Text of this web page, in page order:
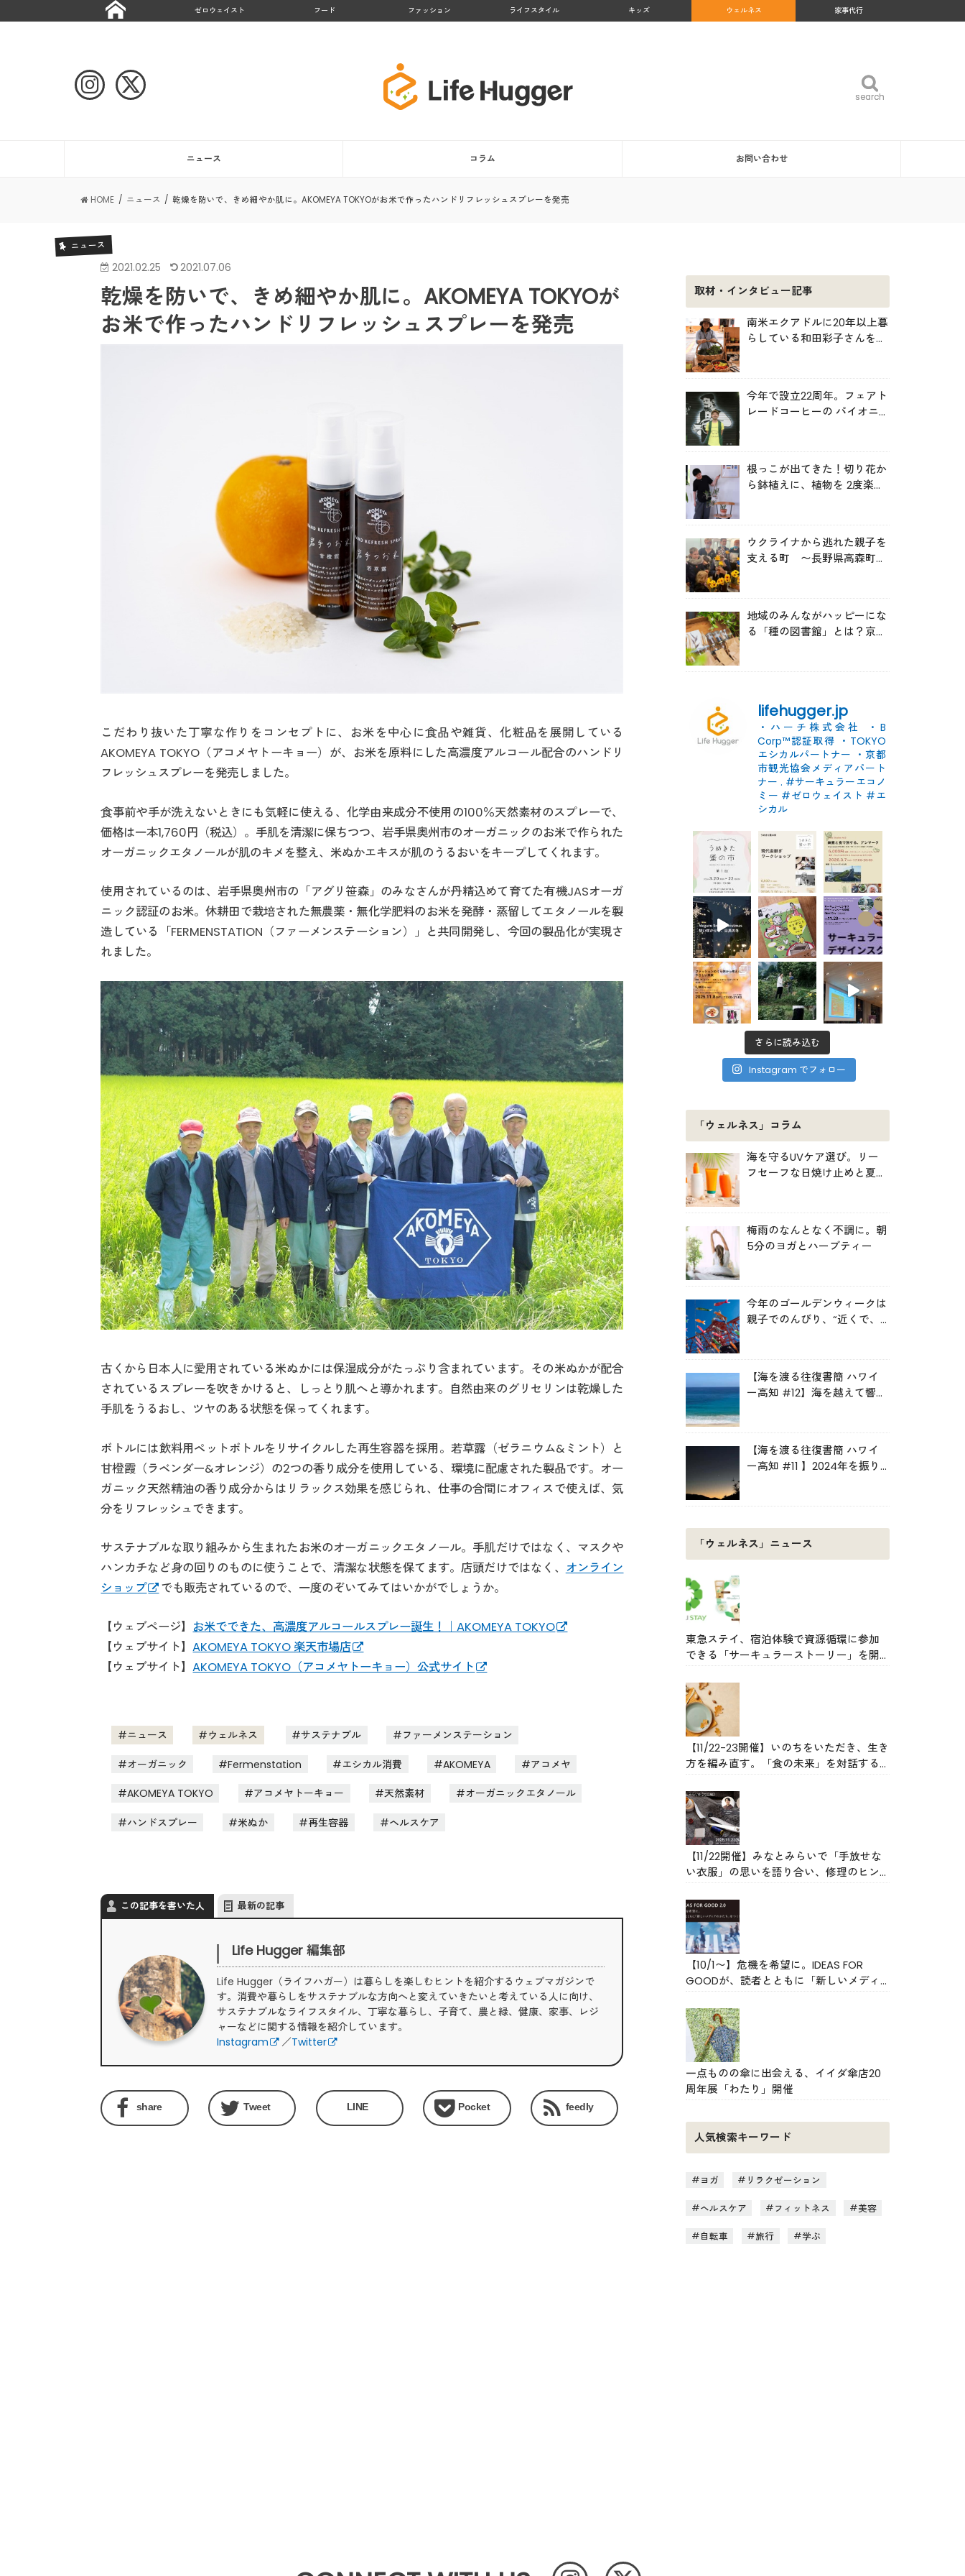
ゼロウェイスト フード ファッション ライフスタイル キッズ ウェルネス 家事代行
search
search
ニュース コラム お問い合わせ
HOME ニュース 乾燥を防いで、きめ細やか肌に。AKOMEYA TOKYOがお米で作ったハンドリフレッシュスプレーを発売
ニュース
2021.02.25 2021.07.06
乾燥を防いで、きめ細やか肌に。AKOMEYA TOKYOが
お米で作ったハンドリフレッシュスプレーを発売
こだわり抜いた丁寧な作りをコンセプトに、お米を中心に食品や雑貨、化粧品を展開している
AKOMEYA TOKYO（アコメヤトーキョー）が、お米を原料にした高濃度アルコール配合のハンドリ
フレッシュスプレーを発売しました。
食事前や手が洗えないときにも気軽に使える、化学由来成分不使用の100％天然素材のスプレーで、
価格は一本1,760円（税込）。手肌を清潔に保ちつつ、岩手県奥州市のオーガニックのお米で作られた
オーガニックエタノールが肌のキメを整え、米ぬかエキスが肌のうるおいをキープしてくれます。
使用されているのは、岩手県奥州市の「アグリ笹森」のみなさんが丹精込めて育てた有機JASオーガ
ニック認証のお米。休耕田で栽培された無農薬・無化学肥料のお米を発酵・蒸留してエタノールを製
造している「FERMENSTATION（ファーメンステーション）」と共同開発し、今回の製品化が実現さ
れました。
古くから日本人に愛用されている米ぬかには保湿成分がたっぷり含まれています。その米ぬかが配合
されているスプレーを吹きかけると、しっとり肌へと導かれます。自然由来のグリセリンは乾燥した
手肌をうるおし、ツヤのある状態を保ってくれます。
ボトルには飲料用ペットボトルをリサイクルした再生容器を採用。若草露（ゼラニウム&ミント）と
甘橙霞（ラベンダー&オレンジ）の2つの香り成分を使用している、環境に配慮された製品です。オー
ガニック天然精油の香り成分からはリラックス効果を感じられ、仕事の合間にオフィスで使えば、気
分をリフレッシュできます。
サステナブルな取り組みから生まれたお米のオーガニックエタノール。手肌だけではなく、マスクや
ハンカチなど身の回りのものに使うことで、清潔な状態を保てます。店頭だけではなく、 オンライン
ショップ
でも販売されているので、一度のぞいてみてはいかがでしょうか。
【ウェブページ】 お米でできた、高濃度アルコールスプレー誕生！｜AKOMEYA TOKYO
【ウェブサイト】AKOMEYA TOKYO 楽天市場店
【ウェブサイト】AKOMEYA TOKYO（アコメヤトーキョー）公式サイト
ニュース ウェルネス サステナブル ファーメンステーション
オーガニック Fermenstation エシカル消費 AKOMEYA アコメヤ
AKOMEYA TOKYO アコメヤトーキョー 天然素材 オーガニックエタノール
ハンドスプレー 米ぬか 再生容器 ヘルスケア
この記事を書いた人 最新の記事
Life Hugger 編集部
Life Hugger（ライフハガー）は暮らしを楽しむヒントを紹介するウェブマガジンで
す。消費や暮らしをサステナブルな方向へと変えていきたいと考えている人に向け、
サステナブルなライフスタイル、丁寧な暮らし、子育て、農と緑、健康、家事、レジ
ャーなどに関する情報を紹介しています。
Instagram
／Twitter
share Tweet LINE Pocket feedly
取材・インタビュー記事
南米エクアドルに20年以上暮
らしている和田彩子さんを取
今年で設立22周年。フェアト
レードコーヒーの パイオニ
根っこが出てきた！切り花か
ら鉢植えに、植物を 2度楽し
ウクライナから逃れた親子を
支える町 〜長野県高森町町
地域のみんながハッピーにな
る「種の図書館」とは？京都
lifehugger.jp
・ハーチ株式会社
・B
Corp™認証取得 ・TOKYO
エシカルパートナー ・京都
市観光協会メディアパート
ナー . #サーキュラーエコノ
ミー #ゼロウェイスト #エ
シカル
さらに読み込む
Instagram でフォロー
「ウェルネス」コラム
海を守るUVケア選び。リー
フセーフな日焼け止めと夏の
梅雨のなんとなく不調に。朝
5分のヨガとハーブティー
今年のゴールデンウィークは
親子でのんびり、“近くで、
【海を渡る往復書簡 ハワイ
ー高知 #12】海を越えて響き
【海を渡る往復書簡 ハワイ
ー高知 #11 】2024年を振り
「ウェルネス」ニュース
東急ステイ、宿泊体験で資源循環に参加
できる「サーキュラーストーリー」を開
始
【11/22-23開催】いのちをいただき、生き
方を編み直す。「食の未来」を対話する
旅
【11/22開催】みなとみらいで「手放せな
い衣服」の思いを語り合い、修理のヒン
トをもらえるイベント
【10/1〜】危機を希望に。IDEAS FOR
GOODが、読者とともに「新しいメディ
アのかたち」をつくるクラファンをスタ
ート
一点ものの傘に出会える、イイダ傘店20
周年展「わたり」開催
人気検索キーワード
ヨガ リラクゼーション
ヘルスケア フィットネス 美容
自転車 旅行 学ぶ